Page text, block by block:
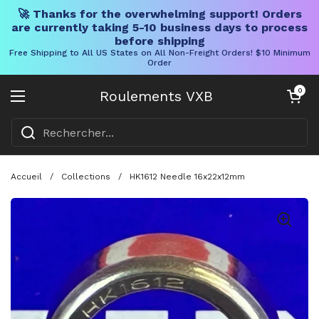
🚀 Thanks for the overwhelming support! Orders
are currently taking 5-10 business days to process
before shipping
Free Shipping to All US States on All Non-Freight Orders! $10 Minimum
Order
Roulements VXB
Ouvrir le menu
Chariot
0
Accueil / Collections / HK1612 Needle 16x22x12mm